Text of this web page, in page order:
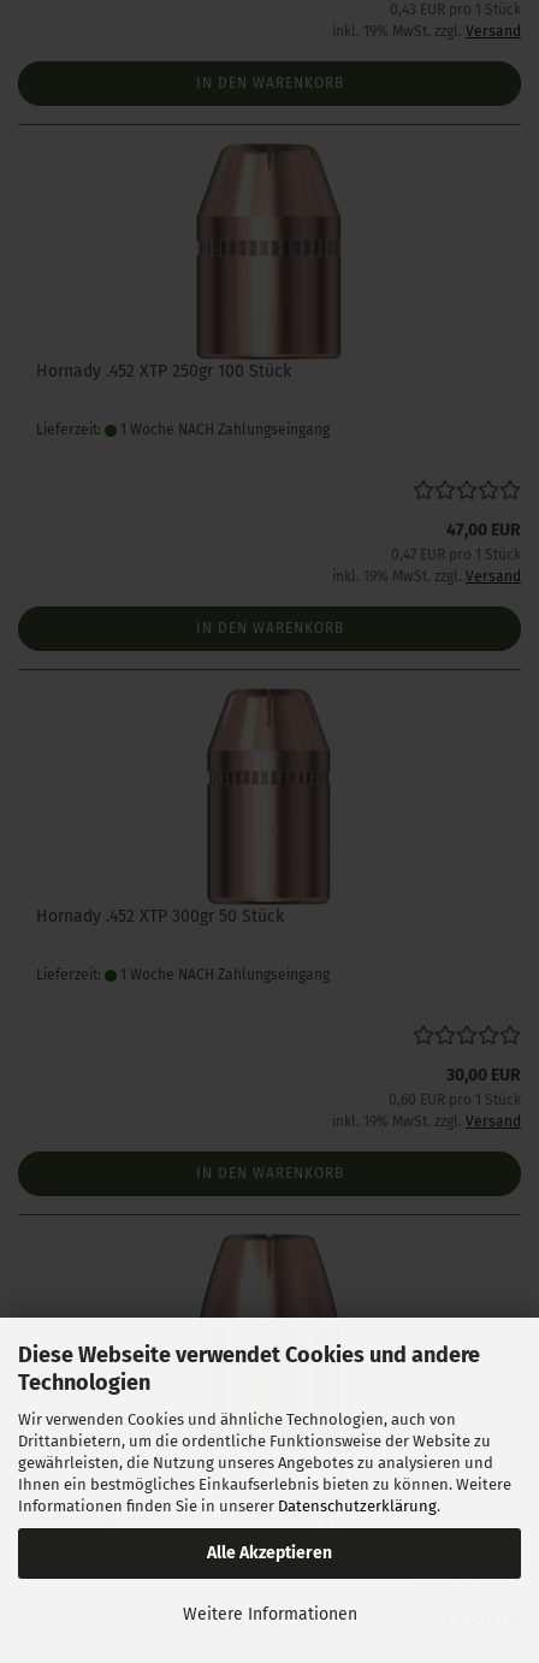
Diese Webseite verwendet Cookies und andere
Technologien
Wir verwenden Cookies und ähnliche Technologien, auch von
Drittanbietern, um die ordentliche Funktionsweise der Website zu
gewährleisten, die Nutzung unseres Angebotes zu analysieren und
Ihnen ein bestmögliches Einkaufserlebnis bieten zu können. Weitere
Informationen finden Sie in unserer Datenschutzerklärung.
Alle Akzeptieren
Weitere Informationen
0,43 EUR pro 1 Stück
inkl. 19% MwSt. zzgl. Versand
IN DEN WARENKORB
Hornady .452 XTP 250gr 100 Stück
Lieferzeit: 1 Woche NACH Zahlungseingang
47,00 EUR
0,47 EUR pro 1 Stück
inkl. 19% MwSt. zzgl. Versand
IN DEN WARENKORB
Hornady .452 XTP 300gr 50 Stück
Lieferzeit: 1 Woche NACH Zahlungseingang
30,00 EUR
0,60 EUR pro 1 Stück
inkl. 19% MwSt. zzgl. Versand
IN DEN WARENKORB
Hornady .452 XTP 240gr 100 Stück